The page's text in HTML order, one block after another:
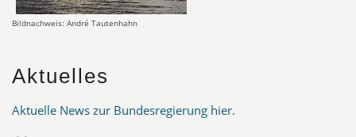
Bildnachweis: André Tautenhahn
Aktuelles
Aktuelle News zur Bundesregierung hier.